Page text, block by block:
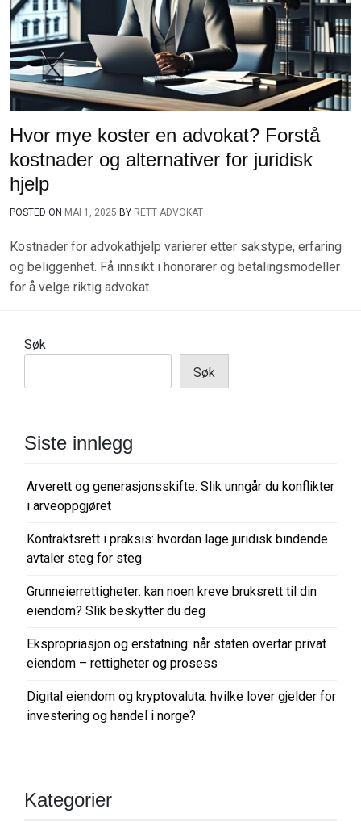
Hvor mye koster en advokat? Forstå
kostnader og alternativer for juridisk
hjelp
POSTED ON MAI 1, 2025 BY RETT ADVOKAT
Kostnader for advokathjelp varierer etter sakstype, erfaring
og beliggenhet. Få innsikt i honorarer og betalingsmodeller
for å velge riktig advokat.
Søk
Søk
Siste innlegg
Arverett og generasjonsskifte: Slik unngår du konflikter
i arveoppgjøret
Kontraktsrett i praksis: hvordan lage juridisk bindende
avtaler steg for steg
Grunneierrettigheter: kan noen kreve bruksrett til din
eiendom? Slik beskytter du deg
Ekspropriasjon og erstatning: når staten overtar privat
eiendom – rettigheter og prosess
Digital eiendom og kryptovaluta: hvilke lover gjelder for
investering og handel i norge?
Kategorier